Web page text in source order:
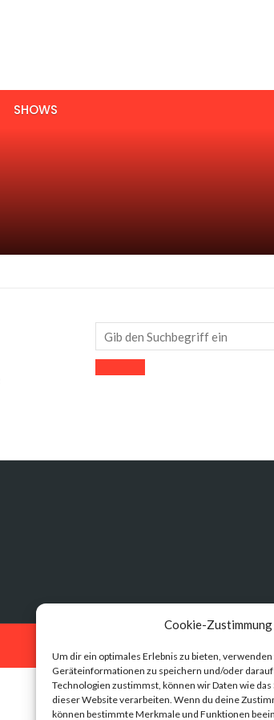
Cookie-
Um dir ein optimales Erlebnis zu bieten,
Geräteinformationen zu speichern und/oder
Technologien zustimmst, können wir Daten wie
dieser Website verarbeiten. Wenn du deine
können bestimmte Merkmale und Funktionen
SHOWS